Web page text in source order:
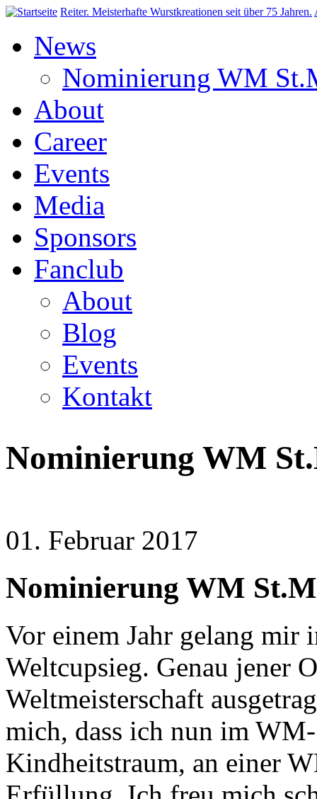
Direkt zum InhaltReiter. Meisterhafte Wurstkreationen seit über 75 Jahren.
News
Nominierung WM
About
Career
Events
Media
Sponsors
Fanclub
About
Blog
Events
Kontakt
Nominierung WM
01. Februar 2017
Nominierung WM
Vor einem Jahr gelang mir
Weltcupsieg. Genau jener
Weltmeisterschaft
mich, dass ich nun im
Kindheitstraum, an einer